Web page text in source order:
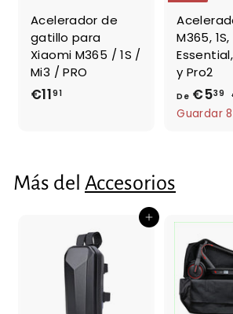
Acelerador de
gatillo para
Xiaomi M365 / 1S /
Mi3 / PRO
€1191€
9
1
M365, 1S,
y Pro2
De €539
e
r
i
Guardar
Más del Accesorios
Agregar al carrito